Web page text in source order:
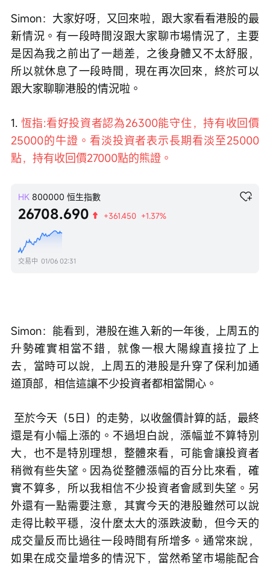
Simon：大家好呀，又回來啦，跟大家看看港股的最
新情況。有一段時間沒跟大家聊市場情況了，主要
是因為我之前出了一趟差，之後身體又不太舒服，
所以就休息了一段時間，現在再次回來，終於可以
跟大家聊聊港股的情況啦。
1. 恆指:看好投資者認為26300能守住，持有收回價
25000的牛證。看淡投資者表示長期看淡至25000
點，持有收回價27000點的熊證。
HK 800000 恒生指數
26708.690 +361.450 +1.37%
交易中 01/06 02:31
Simon：能看到，港股在進入新的一年後，上周五的
升勢確實相當不錯，就像一根大陽線直接拉了上
去，當時可以說，上周五的港股是升穿了保利加通
道頂部，相信這讓不少投資者都相當開心。
還是有小幅上漲的。不過坦白說，漲幅並不算特別
大，也不是特別理想，整體來看，可能會讓投資者
稍微有些失望。因為從整體漲幅的百分比來看，確
實不算多，所以我相信不少投資者會感到失望。另
外還有一點需要注意，其實今天的港股雖然可以說
走得比較平穩，沒什麼太大的漲跌波動，但今天的
成交量反而比過往一段時間有所增多。通常來說，
如果在成交量增多的情況下，當然希望市場能配合